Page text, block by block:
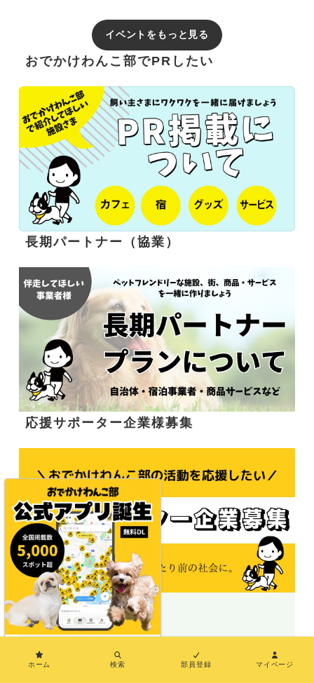
イベントをもっと見る
おでかけわんこ部でPRしたい
長期パートナー（協業）
応援サポーター企業様募集
＼地図で探せる／
ホーム 検索 部員登録 マイページ